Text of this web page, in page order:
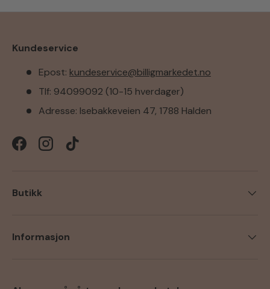
Kundeservice
Epost: kundeservice@billigmarkedet.no
Tlf: 94099092 (10-15 hverdager)
Adresse: Isebakkeveien 47, 1788 Halden
FacebookInstagramTikTok
Butikk
Informasjon